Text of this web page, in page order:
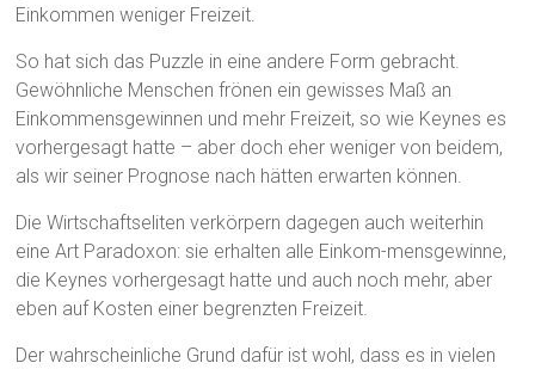
Einkommen weniger Freizeit.
So hat sich das Puzzle in eine andere Form gebracht.
Gewöhnliche Menschen frönen ein gewisses Maß an
Einkommensgewinnen und mehr Freizeit, so wie Keynes es
vorhergesagt hatte – aber doch eher weniger von beidem,
als wir seiner Prognose nach hätten erwarten können.
Die Wirtschaftseliten verkörpern dagegen auch weiterhin
eine Art Paradoxon: sie erhalten alle Einkom-mensgewinne,
die Keynes vorhergesagt hatte und auch noch mehr, aber
eben auf Kosten einer begrenzten Freizeit.
Der wahrscheinliche Grund dafür ist wohl, dass es in vielen